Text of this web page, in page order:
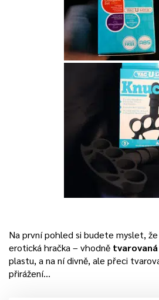
Na první pohled si budete myslet,
erotická hračka – vhodně
plastu, a na ní divně, ale přeci
přirážení…